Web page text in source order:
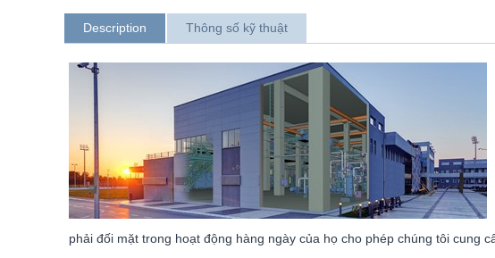
Description Thông số kỹ thuật
phải đối mặt trong hoạt động hàng ngày của họ cho phép chúng tôi cung